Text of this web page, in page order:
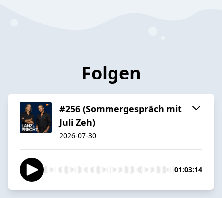
Folgen
#256 (Sommergespräch mit
Juli Zeh)
2026-07-30
01:03:14